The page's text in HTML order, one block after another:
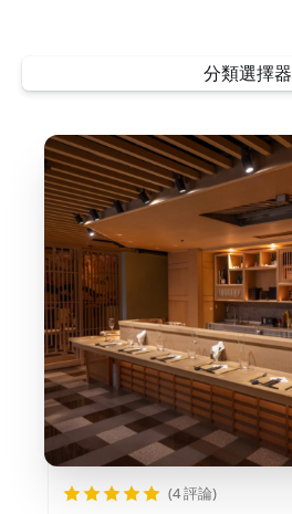
分類選擇器
(4 評論)